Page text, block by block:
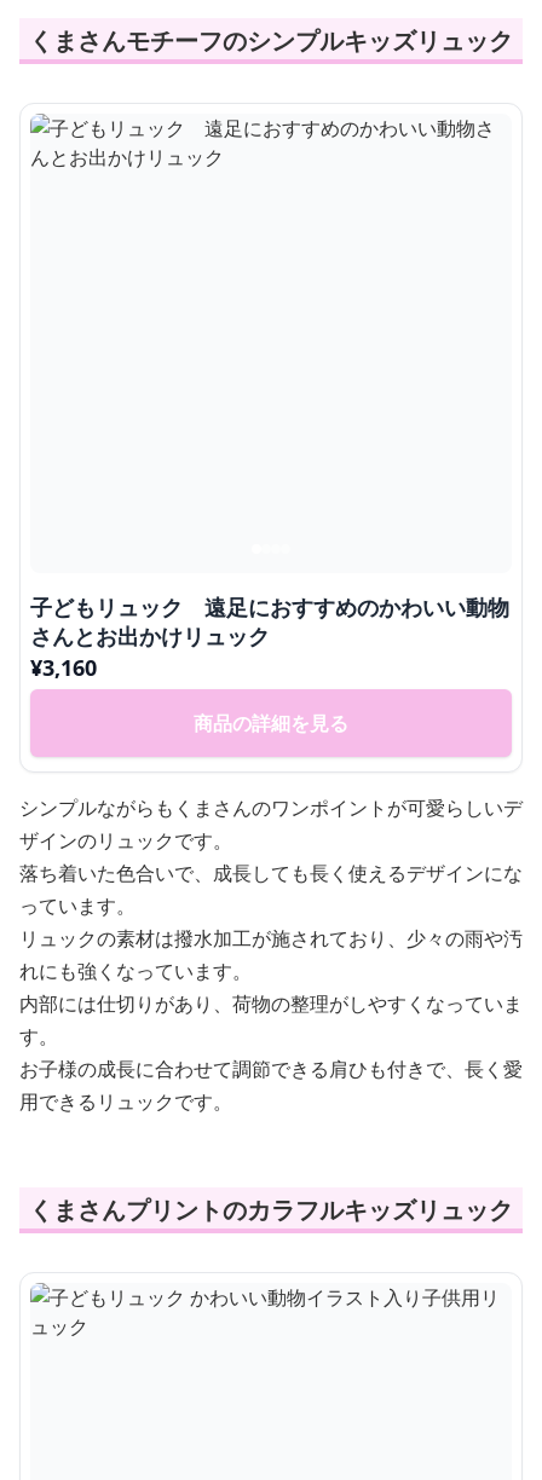
くまさんモチーフのシンプルキッズリュック
子どもリュック 遠足におすすめのかわいい動物
さんとお出かけリュック
¥3,160
商品の詳細を見る
シンプルながらもくまさんのワンポイントが可愛らしいデ
ザインのリュックです。
落ち着いた色合いで、成長しても長く使えるデザインにな
っています。
リュックの素材は撥水加工が施されており、少々の雨や汚
れにも強くなっています。
内部には仕切りがあり、荷物の整理がしやすくなっていま
す。
お子様の成長に合わせて調節できる肩ひも付きで、長く愛
用できるリュックです。
くまさんプリントのカラフルキッズリュック